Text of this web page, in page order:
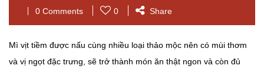
0 Comments
0 Share
Mì vịt tiềm được nấu cùng nhiều loại thảo mộc nên có mùi thơm
và vị ngọt đặc trưng, sẽ trở thành món ăn thật ngon và còn đủ